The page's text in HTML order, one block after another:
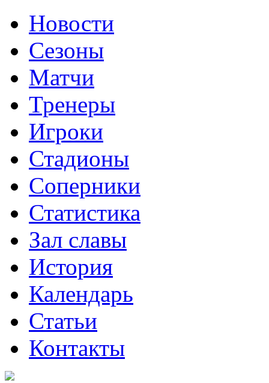
Новости
Сезоны
Матчи
Тренеры
Игроки
Стадионы
Соперники
Статистика
Зал славы
История
Календарь
Статьи
Контакты